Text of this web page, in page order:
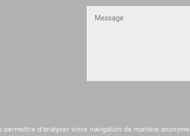
d'analyser votre navigation de manière